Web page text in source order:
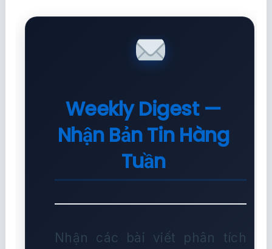
Weekly Digest —
Nhận Bản Tin Hàng
Tuần
Nhận các bài viết phân tích